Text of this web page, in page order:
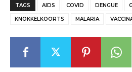
TAGS AIDS COVID DENGUE
KNOKKELKOORTS MALARIA